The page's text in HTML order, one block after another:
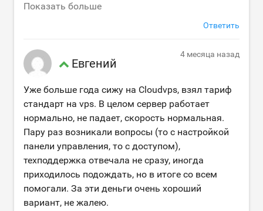
Показать больше
Ответить
Евгений
4 месяца назад
Уже больше года сижу на Cloudvps, взял тариф
стандарт на vps. В целом сервер работает
нормально, не падает, скорость нормальная.
Пару раз возникали вопросы (то с настройкой
панели управления, то с доступом),
техподдержка отвечала не сразу, иногда
приходилось подождать, но в итоге со всем
помогали. За эти деньги очень хороший
вариант, не жалею.